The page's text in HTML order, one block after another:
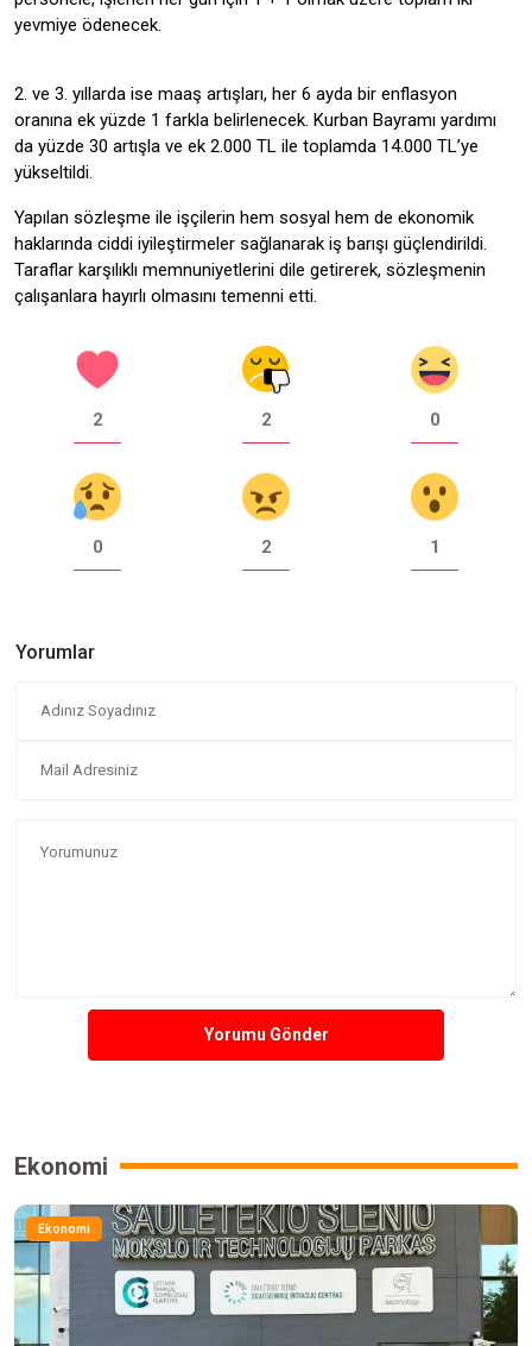
yevmiye ödenecek.
2. ve 3. yıllarda ise maaş artışları, her 6 ayda bir enflasyon
oranına ek yüzde 1 farkla belirlenecek. Kurban Bayramı yardımı
da yüzde 30 artışla ve ek 2.000 TL ile toplamda 14.000 TL’ye
yükseltildi.
Yapılan sözleşme ile işçilerin hem sosyal hem de ekonomik
haklarında ciddi iyileştirmeler sağlanarak iş barışı güçlendirildi.
Taraflar karşılıklı memnuniyetlerini dile getirerek, sözleşmenin
çalışanlara hayırlı olmasını temenni etti.
2 2 0
0 2 1
Yorumlar
Yorumu Gönder
Ekonomi
Ekonomi